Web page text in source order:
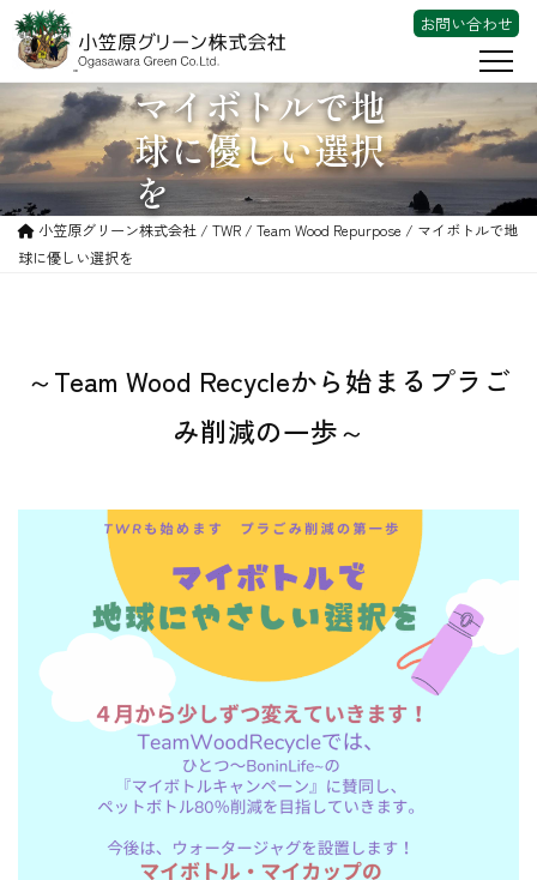
お問い合わせ
会社案内
事業内容
東京宝島チャレンジプロジェクト
TWR
2025年度 森づくり年間計画
体験レビュー
加盟店一覧
参加いただいた皆さまの声
環境学習
循環型社会
オープンバッジ
マイボトルで地
球に優しい選択
を
小笠原グリーン株式会社 / TWR / Team Wood Repurpose / マイボトルで地
球に優しい選択を
～Team Wood Recycleから始まるプラご
み削減の一歩～